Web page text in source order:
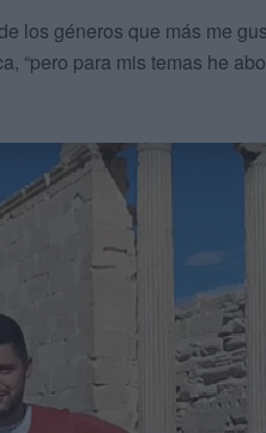
los géneros que más me
“pero para mis temas he